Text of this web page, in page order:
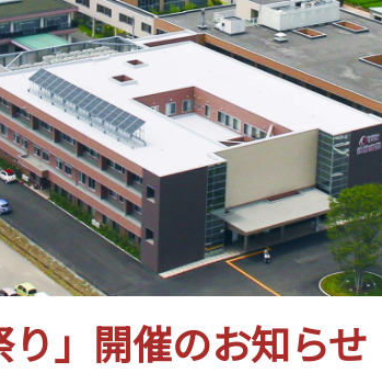
り」開催のお知らせ